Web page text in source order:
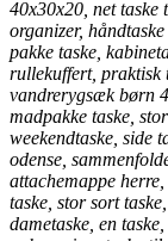
40x30x20, net taske
organizer,
pakke taske,
rullekuffert, praktisk
vandrerygsæk børn
madpakke taske,
weekendtaske, side
odense,
attachemappe
taske, stor sort
dametaske, en